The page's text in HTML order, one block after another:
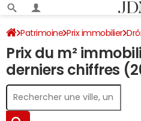
Patrimoine Prix immobilier
Prix du m²
derniers chiffres